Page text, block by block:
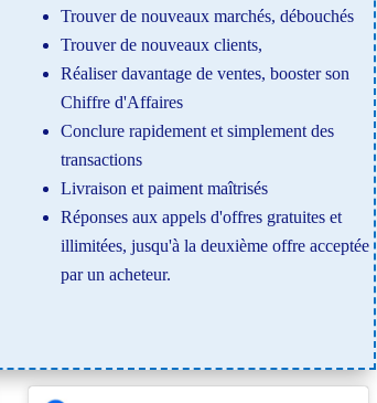
Trouver de nouveaux marchés, débouchés
Trouver de nouveaux clients,
Réaliser davantage de ventes, booster son
Chiffre d'Affaires
Conclure rapidement et simplement des
transactions
Livraison et paiment maîtrisés
Réponses aux appels d'offres gratuites et
illimitées, jusqu'à la deuxième offre acceptée
par un acheteur.